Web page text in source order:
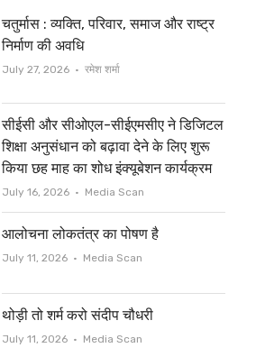
चतुर्मास : व्यक्ति, परिवार, समाज और राष्ट्र
निर्माण की अवधि
July 27, 2026 Author
रमेश शर्मा
सीईसी और सीओएल-सीईएमसीए ने डिजिटल
शिक्षा अनुसंधान को बढ़ावा देने के लिए शुरू
किया छह माह का शोध इंक्यूबेशन कार्यक्रम
July 16, 2026 Author
Media Scan
आलोचना लोकतंत्र का पोषण है
July 11, 2026 Author
Media Scan
थोड़ी तो शर्म करो संदीप चौधरी
July 11, 2026 Author
Media Scan